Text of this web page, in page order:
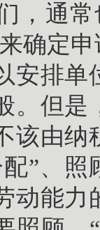
，通
确定
安排
。但是
该由纳
”、
动能